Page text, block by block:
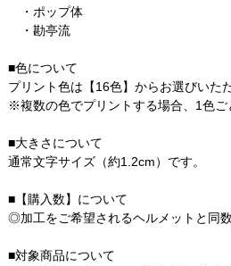
・ポップ体
・勘亭流
■色について
プリント色は【16色】からお選びいた
※複数の色でプリントする場合、1色ご
■大きさについて
通常文字サイズ（約1.2cm）です。
■【購入数】について
◎加工をご希望されるヘルメットと同数
■対象商品について